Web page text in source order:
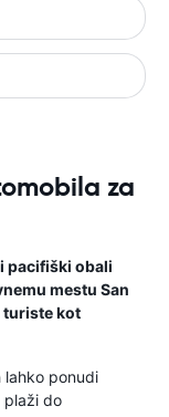
za
pacifiški obali
mestu San
turiste kot
lahko ponudi
plaži do